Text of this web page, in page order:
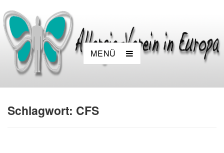
MENÜ
Schlagwort: CFS